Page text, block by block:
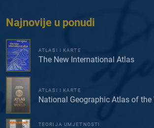
Najnovije u ponudi
ATLASI I KARTE
The New International Atlas
ATLASI I KARTE
National Geographic Atlas of the
TEORIJA UMJETNOSTI